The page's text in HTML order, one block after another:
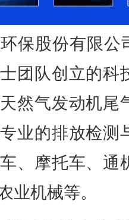
保股份有限
团队创立的科
然气发动机尾
业的排放检测
、摩托车、通
业机械等。